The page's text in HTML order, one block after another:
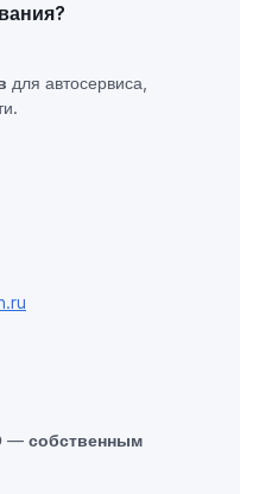
для автосервиса,
— собственным